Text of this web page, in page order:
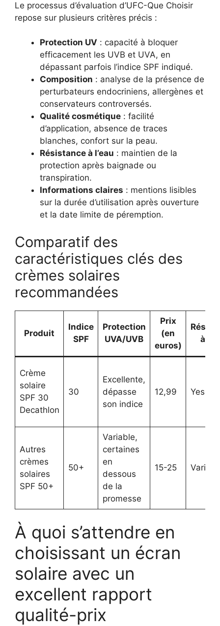
Le processus d’évaluation d’UFC-Que Choisir
repose sur plusieurs critères précis :
Protection UV : capacité à bloquer
efficacement les UVB et UVA, en
dépassant parfois l’indice SPF indiqué.
Composition : analyse de la présence de
perturbateurs endocriniens, allergènes et
conservateurs controversés.
Qualité cosmétique : facilité
d’application, absence de traces
blanches, confort sur la peau.
Résistance à l’eau : maintien de la
protection après baignade ou
transpiration.
Informations claires : mentions lisibles
sur la durée d’utilisation après ouverture
et la date limite de péremption.
Comparatif des
caractéristiques clés des
crèmes solaires
recommandées
Produit
Indice
SPF
Protection
UVA/UVB
Prix
(en
euros)
à
Crème
solaire
SPF 30
Decathlon
30
Excellente,
dépasse
son indice
12,99 Yes
Autres
crèmes
solaires
SPF 50+
50+
Variable,
certaines
en
dessous
de la
promesse
15-25
À quoi s’attendre en
choisissant un écran
solaire avec un
excellent rapport
qualité-prix